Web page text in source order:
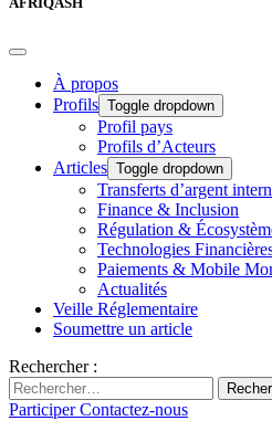
À propos
Profils Toggle dropdown
Profil pays
Profils d’Acteurs
Articles Toggle dropdown
Transferts d’argent
Finance & Inclusion
Régulation &
Technologies
Paiements & Mobile
Actualités
Veille Réglementaire
Soumettre un article
Rechercher :
ParticiperContactez-nous